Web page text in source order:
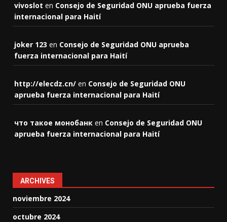
vivoslot en Consejo de Seguridad ONU aprueba fuerza
internacional para Haití
joker 123 en Consejo de Seguridad ONU aprueba
fuerza internacional para Haití
http://elecdz.cn/ en Consejo de Seguridad ONU
aprueba fuerza internacional para Haití
что такое монобанк en Consejo de Seguridad ONU
aprueba fuerza internacional para Haití
ARCHIVES
noviembre 2024
octubre 2024